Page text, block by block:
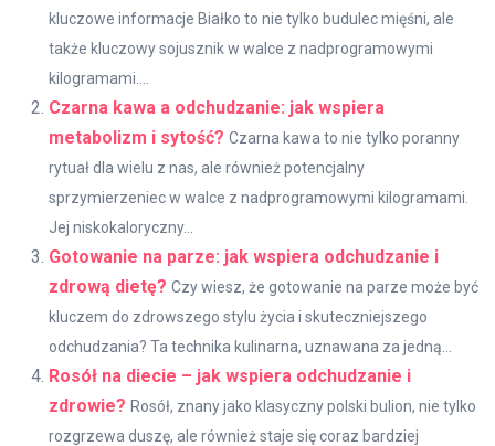
kluczowe informacje Białko to nie tylko budulec mięśni, ale
także kluczowy sojusznik w walce z nadprogramowymi
kilogramami....
Czarna kawa a odchudzanie: jak wspiera
metabolizm i sytość? Czarna kawa to nie tylko poranny
rytuał dla wielu z nas, ale również potencjalny
sprzymierzeniec w walce z nadprogramowymi kilogramami.
Jej niskokaloryczny...
Gotowanie na parze: jak wspiera odchudzanie i
zdrową dietę? Czy wiesz, że gotowanie na parze może być
kluczem do zdrowszego stylu życia i skuteczniejszego
odchudzania? Ta technika kulinarna, uznawana za jedną...
Rosół na diecie – jak wspiera odchudzanie i
zdrowie? Rosół, znany jako klasyczny polski bulion, nie tylko
rozgrzewa duszę, ale również staje się coraz bardziej